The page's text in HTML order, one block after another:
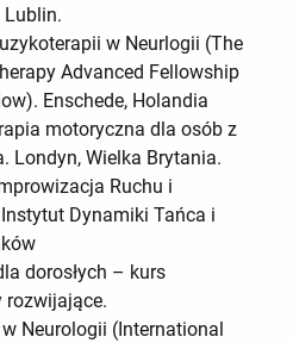
Lublin.
w Neurlogii (The
Advanced Fellowship
Enschede, Holandia
motoryczna dla osób z
Londyn, Wielka Brytania.
Ruchu i
Dynamiki Tańca i
dorosłych – kurs
rozwijające.
Neurologii (International